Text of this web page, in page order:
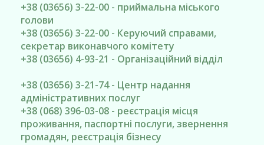
+38 (03656) 3-22-00 - приймальна міського
голови
+38 (03656) 3-22-00 - Керуючий справами,
секретар виконавчого комітету
+38 (03656) 4-93-21 - Організаційний відділ
+38 (03656) 3-21-74 - Центр надання
адміністративних послуг
+38 (068) 396-03-08 - реєстрація місця
проживання, паспортні послуги, звернення
громадян, реєстрація бізнесу